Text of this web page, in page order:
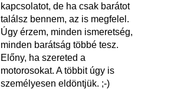
kapcsolatot, de ha csak barátot
találsz bennem, az is megfelel.
Úgy érzem, minden ismeretség,
minden barátság többé tesz.
Előny, ha szereted a
motorosokat. A többit úgy is
személyesen eldöntjük. ;-)